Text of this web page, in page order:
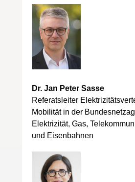
Dr. Jan Peter Sasse
Referatsleiter
Mobilität in der
Elektrizität, Gas,
und Eisenbahnen